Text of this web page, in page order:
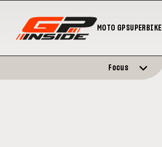
MOTO GPSUPERBIKE
Focus